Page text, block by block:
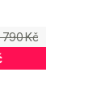
790 Kč